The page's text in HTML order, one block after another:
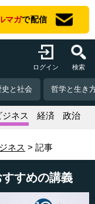
マガで配信
ログイン 検索
史と社会 哲学と生き
ジネス 経済 政治
ネス 記事
すめの講義